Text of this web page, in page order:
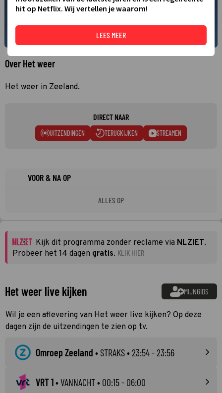
Over Het weer
Het weer in Zeeland.
DIRECT NAAR
UITZENDINGEN TERUGKIJKEN STREAMEN
VOOR & NA OP
ALLES OP
Kijk dit programma zonder reclame via NLZIET.
Probeer het 14 dagen gratis. KLIK HIER
Het weer live kijken MIJNGIDS
Wil je een aflevering van Het weer live kijken? Op deze
dagen zijn de uitzendingen te zien op tv.
Omroep Zeeland • STRAKS• 23:54 - 23:56
VRT 1•VANNACHT• 00:15 - 06:00
hit op Netflix. Wij vertellen je waarom!
LEES MEER